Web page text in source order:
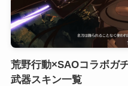
荒野行動×SAOコラボガ
武器スキン一覧